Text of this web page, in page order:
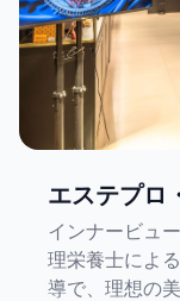
エステプロ
インナービュ
理栄養士によ
導で、理想の